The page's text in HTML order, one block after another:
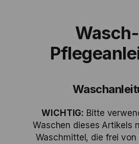
WICHTIG: Bitte
Waschen dieses Artikels
Waschmittel, die frei von